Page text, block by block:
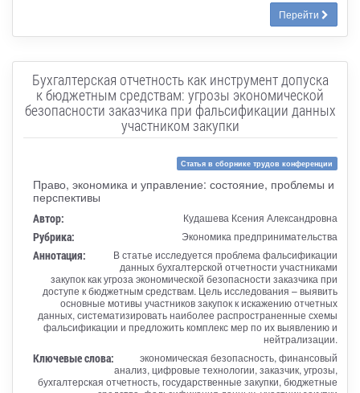
Перейти
Бухгалтерская отчетность как инструмент допуска
к бюджетным средствам: угрозы экономической
безопасности заказчика при фальсификации данных
участником закупки
Статья в сборнике трудов конференции
Право, экономика и управление: состояние, проблемы и
перспективы
Автор: Кудашева Ксения Александровна
Рубрика: Экономика предпринимательства
Аннотация:
В статье исследуется проблема фальсификации
данных бухгалтерской отчетности участниками
закупок как угроза экономической безопасности заказчика при
доступе к бюджетным средствам. Цель исследования – выявить
основные мотивы участников закупок к искажению отчетных
данных, систематизировать наиболее распространенные схемы
фальсификации и предложить комплекс мер по их выявлению и
нейтрализации.
Ключевые слова:
экономическая безопасность, финансовый
анализ, цифровые технологии, заказчик, угрозы,
бухгалтерская отчетность, государственные закупки, бюджетные